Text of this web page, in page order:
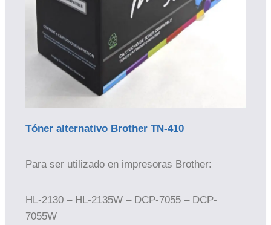
Tóner alternativo Brother TN-410
Para ser utilizado en impresoras Brother:
HL-2130 – HL-2135W – DCP-7055 – DCP-
7055W